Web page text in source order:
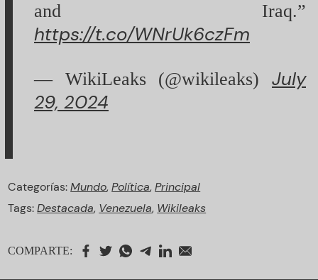
and Iraq.”
https://t.co/WNrUk6czFm
— WikiLeaks (@wikileaks) July
29, 2024
Categorías:Mundo,Política,Principal
Tags:Destacada, Venezuela, Wikileaks
COMPARTE: